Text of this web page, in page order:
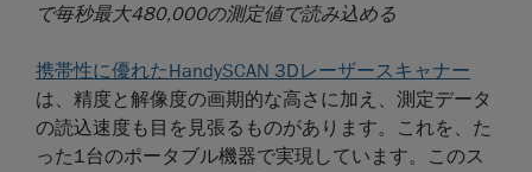
で毎秒最大480,000の測定値で読み込める
携帯性に優れたHandySCAN 3Dレーザースキャナー
は、精度と解像度の画期的な高さに加え、測定データ
の読込速度も目を見張るものがあります。これを、た
った1台のポータブル機器で実現しています。このス